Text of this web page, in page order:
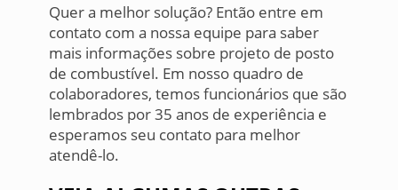
Quer a melhor solução? Então entre em
contato com a nossa equipe para saber
mais informações sobre projeto de posto
de combustível. Em nosso quadro de
colaboradores, temos funcionários que são
lembrados por 35 anos de experiência e
esperamos seu contato para melhor
atendê-lo.